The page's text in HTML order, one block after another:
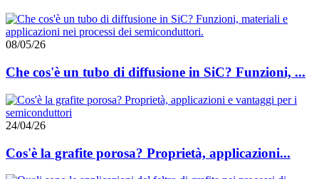
08/05/26
Che cos'è un tubo di diffusione in SiC? Funzioni, ...
24/04/26
Cos'è la grafite porosa? Proprietà, applicazioni...